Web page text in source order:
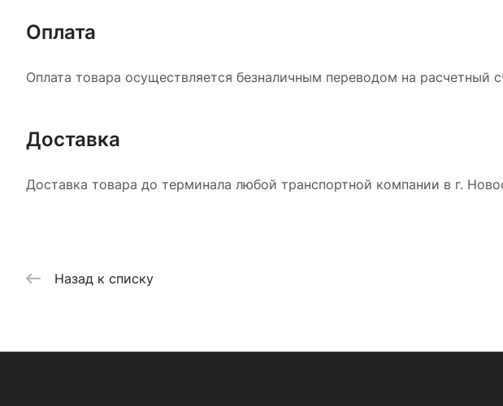
Оплата
Оплата товара осуществляется безналичным переводом на расчетный
Доставка
Доставка товара до терминала любой транспортной компании в г.
Назад к списку